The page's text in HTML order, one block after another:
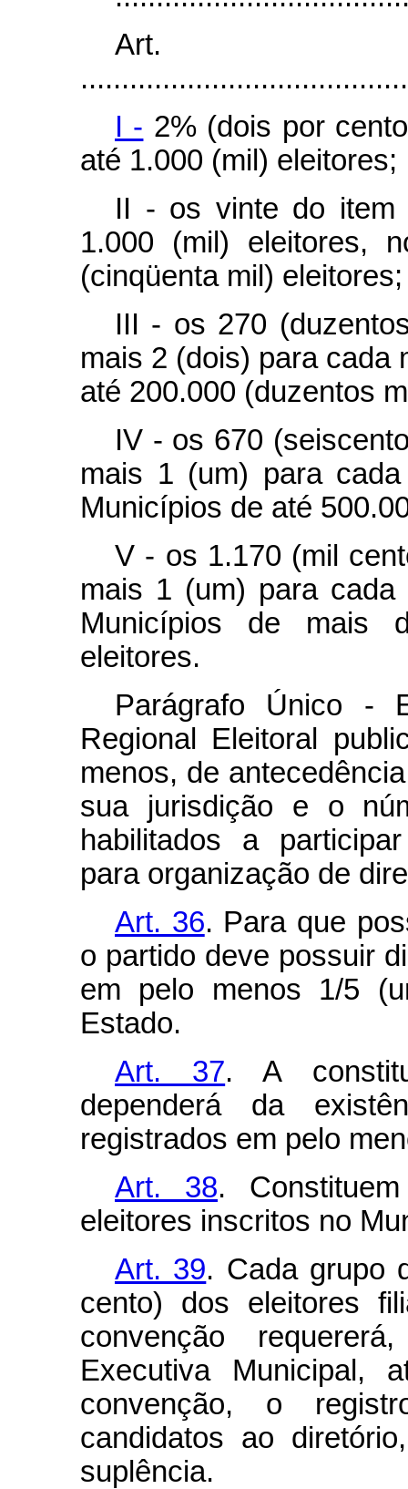
I - 2% (dois por
até 1.000 (mil) eleitores;
II - os vinte do
1.000 (mil) eleitores,
(cinqüenta mil) eleitores;
III - os 270
mais 2 (dois) para cada
até 200.000 (duzentos
IV - os 670
mais 1 (um) para
Municípios de até
V - os 1.170 (mil
mais 1 (um) para
Municípios de mais
eleitores.
Parágrafo Único -
Regional Eleitoral
menos, de
sua jurisdição e o
habilitados a
para organização de
Art. 36. Para que
o partido deve possuir
em pelo menos 1/5
Estado.
Art. 37. A
dependerá da
registrados em pelo
Art. 38.
eleitores inscritos no
Art. 39. Cada grupo
cento) dos eleitores
convenção
Executiva Municipal,
convenção, o
candidatos ao
suplência.